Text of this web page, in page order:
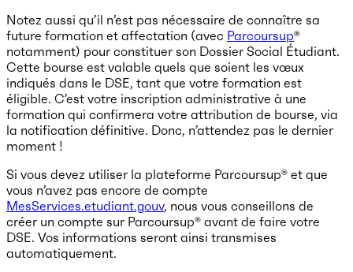
Notez aussi qu’il n’est pas nécessaire de connaître sa
future formation et affectation (avec Parcoursup®
notamment) pour constituer son Dossier Social Étudiant.
Cette bourse est valable quels que soient les vœux
indiqués dans le DSE, tant que votre formation est
éligible. C’est votre inscription administrative à une
formation qui confirmera votre attribution de bourse, via
la notification définitive. Donc, n’attendez pas le dernier
moment !
Si vous devez utiliser la plateforme Parcoursup® et que
vous n’avez pas encore de compte
MesServices.etudiant.gouv, nous vous conseillons de
créer un compte sur Parcoursup® avant de faire votre
DSE. Vos informations seront ainsi transmises
automatiquement.